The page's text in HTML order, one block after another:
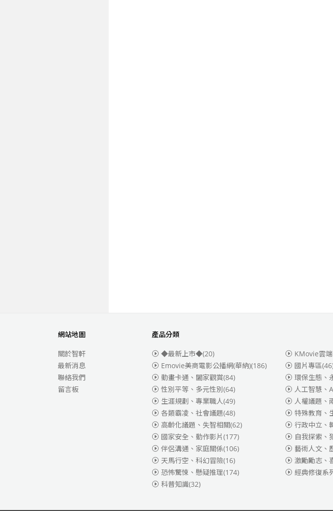
網站地圖
關於智軒
最新消息
聯絡我們
留言板
產品分類
◆最新上市◆(20) KMovie雲端公
Emovie美商電影公播網(華納)(186) 國片專區
動畫卡通、闔家觀賞(84) 環保生態、
性別平等、多元性別(64) 人工智慧、
生涯規劃、專業職人(49) 人權議題、
各類霸凌、社會議題(48) 特殊教育、
高齡化議題、失智相關(62) 行政中立、
國家安全、動作影片(177) 自我探索、
伴侶溝通、家庭關係(106) 藝術人文、
天馬行空、科幻冒險(16) 激勵勵志、
恐怖驚悚、懸疑推理(174) 經典修復系
科普知識(32)